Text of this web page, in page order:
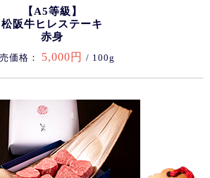
【A5等級】
松阪牛ヒレステーキ
赤身
価格： 5,000円 / 100g